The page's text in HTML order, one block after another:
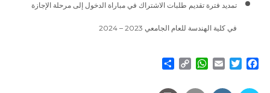
تمديد فترة تقديم طلبات الاشتراك في مباراة الدخول إلى مرحلة الإجازة
في كلية الهندسة للعام الجامعي 2023 – 2024
Facebook
Twitter
Email
WhatsApp
Copy